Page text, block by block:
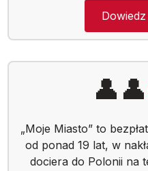
👤👤
„Moje Miasto” to
od ponad 19 lat, w
dociera do Polonii na